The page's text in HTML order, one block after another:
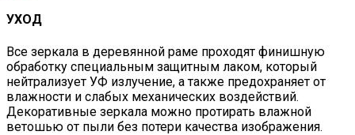
УХОД
Все зеркала в деревянной раме проходят финишную
обработку специальным защитным лаком, который
нейтрализует УФ излучение, а также предохраняет от
влажности и слабых механических воздействий.
Декоративные зеркала можно протирать влажной
ветошью от пыли без потери качества изображения.